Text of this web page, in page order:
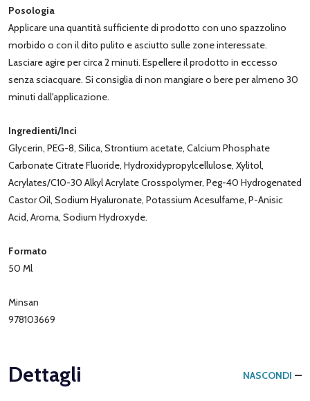
Posologia
Applicare una quantità sufficiente di prodotto con uno spazzolino
morbido o con il dito pulito e asciutto sulle zone interessate.
Lasciare agire per circa 2 minuti. Espellere il prodotto in eccesso
senza sciacquare. Si consiglia di non mangiare o bere per almeno 30
minuti dall'applicazione.
Ingredienti/Inci
Glycerin, PEG-8, Silica, Strontium acetate, Calcium Phosphate
Carbonate Citrate Fluoride, Hydroxidypropylcellulose, Xylitol,
Acrylates/C10-30 Alkyl Acrylate Crosspolymer, Peg-40 Hydrogenated
Castor Oil, Sodium Hyaluronate, Potassium Acesulfame, P-Anisic
Acid, Aroma, Sodium Hydroxyde.
Formato
50 Ml
Minsan
978103669
Dettagli NASCONDI